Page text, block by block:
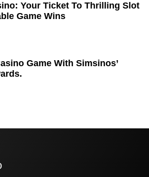
Your Ticket To Thrilling Slot
Game Wins
Game With Simsinos’